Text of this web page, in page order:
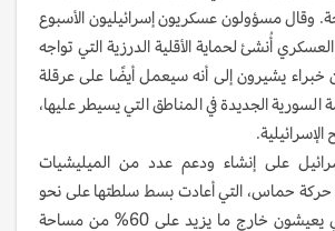
وقال مسؤولون عسكريون إسرائيليون الأسبوع
أُنشئ لحماية الأقلية الدرزية التي تواجه
خبراء يشيرون إلى أنه سيعمل أيضًا على عرقلة
الجديدة في المناطق التي يسيطر عليها،
على إنشاء ودعم عدد من الميليشيات
حركة حماس، التي أعادت بسط سلطتها على نحو
2.3 مليون فلسطيني يعيشون خارج ما يزيد على 60% من مساحة